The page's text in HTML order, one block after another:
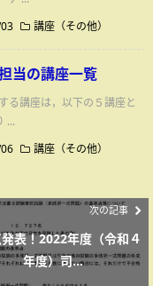
講座（その他）
当の講座一覧
る講座は，以下の５講座と
...
講座（その他）
次の記事
表！2022年度（令和４
年度）司...